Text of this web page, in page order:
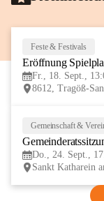
Feste & Festivals
Eröffnung
Fr., 18. Sept.,
8612, Tragöß-
Gemeinschaft &
Do., 24. Sept.,